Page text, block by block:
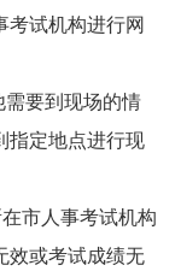
考试机构进行网
要到现场的情
指定地点进行现
市人事考试机构
效或考试成绩无